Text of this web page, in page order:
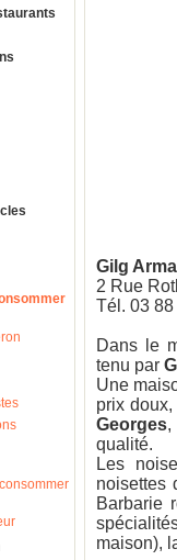
Gilg
2 Rue
Tél. 03
Dans le
tenu par
Une
prix
Georges
qualité.
Les
noisettes
Barbarie
maison),